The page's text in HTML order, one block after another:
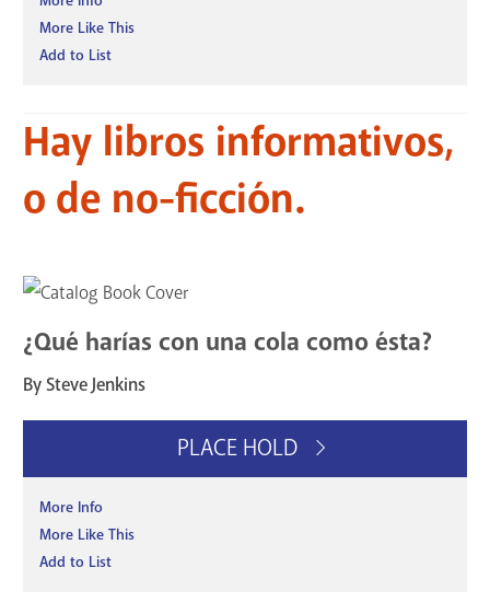
More Like This
Add to List
Hay libros informativos,
o de no-ficción.
¿Qué harías con una cola como ésta?
By Steve Jenkins
PLACE HOLD
More Info
More Like This
Add to List